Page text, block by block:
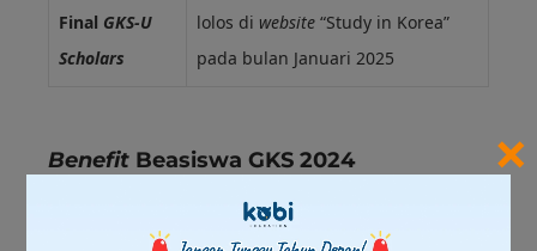
Final GKS-U
Scholars
lolos di website “Study in Korea”
pada bulan Januari 2025
×
Benefit Beasiswa GKS 2024
Setelah melihat syarat dan proses seleksinya, pasti